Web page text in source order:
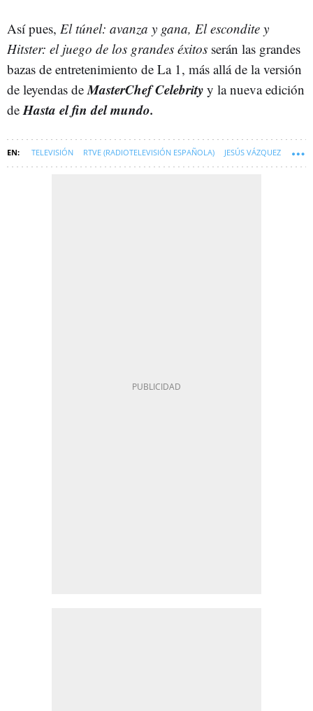
Así pues, El túnel: avanza y gana, El escondite y
Hitster: el juego de los grandes éxitos serán las grandes
bazas de entretenimiento de La 1, más allá de la versión
de leyendas deMasterChef Celebrity y la nueva edición
deHasta el fin del mundo.
TELEVISIÓN RTVE (RADIOTELEVISIÓN ESPAÑOLA) JESÚS VÁZQUEZ